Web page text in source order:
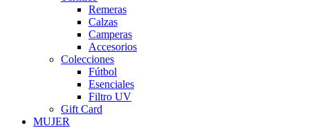
Remeras
Calzas
Camperas
Accesorios
Colecciones
Fútbol
Esenciales
Filtro UV
Gift Card
MUJER